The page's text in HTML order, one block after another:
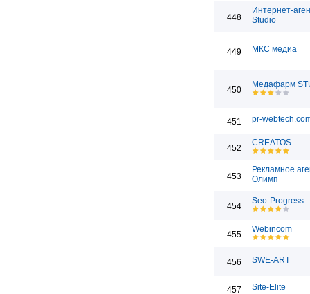
448
Интернет-
Studio
449 МКС медиа
450
Медафарм
451 pr-
452
CREATOS
453
Рекламное
Олимп
454
Seo-Progress
455
Webincom
456 SWE-ART
457 Site-Elite